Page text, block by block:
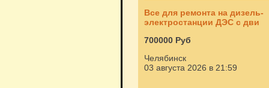
Все для ремонта на дизель-
электростанции ДЭС с дви
700000 Руб
Челябинск
03 августа 2026 в 21:59